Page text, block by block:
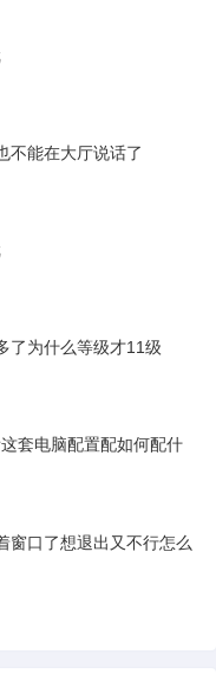
不能在大厅说话了
了为什么等级才11级
套电脑配置配如何配什
窗口了想退出又不行怎么